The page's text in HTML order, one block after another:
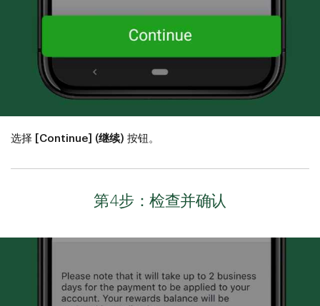
选择 [Continue] (继续) 按钮。
第4步：检查并确认